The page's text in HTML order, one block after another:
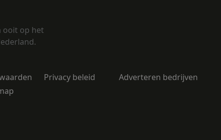
ooit op het
Privacy beleid
Adverteren bedrijven